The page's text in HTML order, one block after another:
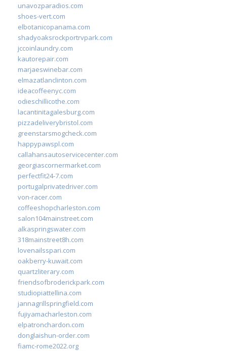
unavozparadios.com
shoes-vert.com
elbotanicopanama.com
shadyoaksrockportrvpark.com
jccoinlaundry.com
kautorepair.com
marjaeswinebar.com
elmazatlanclinton.com
ideacoffeenyc.com
odieschillicothe.com
lacantinitagalesburg.com
pizzadeliverybristol.com
greenstarsmogcheck.com
happypawspl.com
callahansautoservicecenter.com
georgiascornermarket.com
perfectfit24-7.com
portugalprivatedriver.com
von-racer.com
coffeeshopcharleston.com
salon104mainstreet.com
alkaspringswater.com
318mainstreet8h.com
lovenailsspari.com
oakberry-kuwait.com
quartzliterary.com
friendsofbroderickpark.com
studiopiattellina.com
jannagrillspringfield.com
fujiyamacharleston.com
elpatronchardon.com
donglaishun-order.com
fiamc-rome2022.org